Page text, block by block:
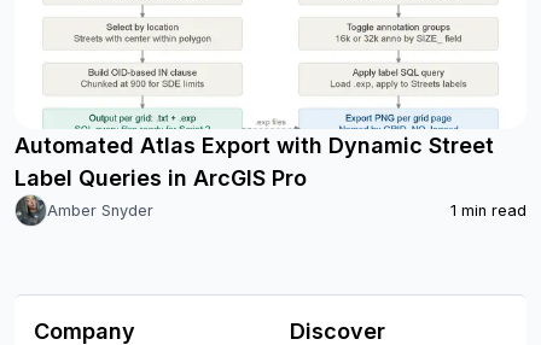
Automated Atlas Export with Dynamic Street
Label Queries in ArcGIS Pro
Amber Snyder 1 min read
Company Discover